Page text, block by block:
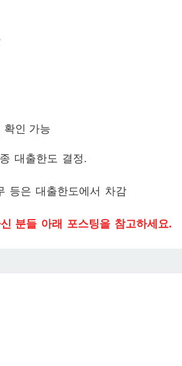
확인 가능
대출한도 결정.
등은 대출한도에서 차감
분들 아래 포스팅을 참고하세요.